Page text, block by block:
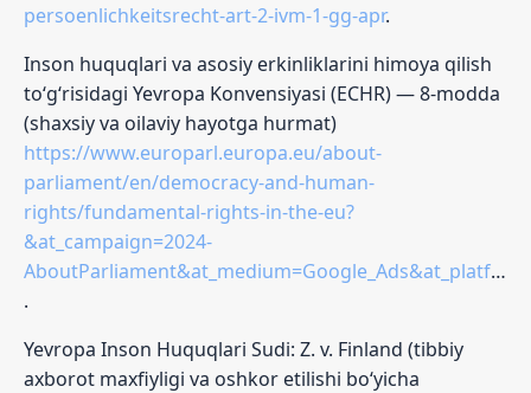
persoenlichkeitsrecht-art-2-ivm-1-gg-apr.
Inson huquqlari va asosiy erkinliklarini himoya qilish
to‘g‘risidagi Yevropa Konvensiyasi (ECHR) — 8-modda
(shaxsiy va oilaviy hayotga hurmat)
https://www.europarl.europa.eu/about-
parliament/en/democracy-and-human-
rights/fundamental-rights-in-the-eu?
&at_campaign=2024-
AboutParliament&at_medium=Google_Ads&at_platform=Search&at_creation=RSA&at_goal=TR_G&at_advertiser=Webcomm&at_topic=Fundamental&at_location=FR&gad_source=1&gad_campaignid=23089612950&gbraid=0AAAABBTrHUnOveUr8OYljUX21ZsboQJ3W&gclid=Cj0KCQiA49XMBhDRARIsAOOKJHZGuup1r6oC2OX07a2pm1FRcQLwYhw4PsPtndW4lzPGWAaSKtUY3XgaArHZEALw_wcB
.
Yevropa Inson Huquqlari Sudi: Z. v. Finland (tibbiy
axborot maxfiyligi va oshkor etilishi bo‘yicha